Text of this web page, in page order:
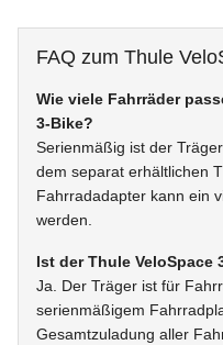
FAQ zum Thule
Wie viele Fahrräder
3-Bike?
Serienmäßig ist der
dem separat erhältlichen
Fahrradadapter kann ein
werden.
Ist der Thule VeloSpace
Ja. Der Träger ist für
serienmäßigem
Gesamtzuladung aller